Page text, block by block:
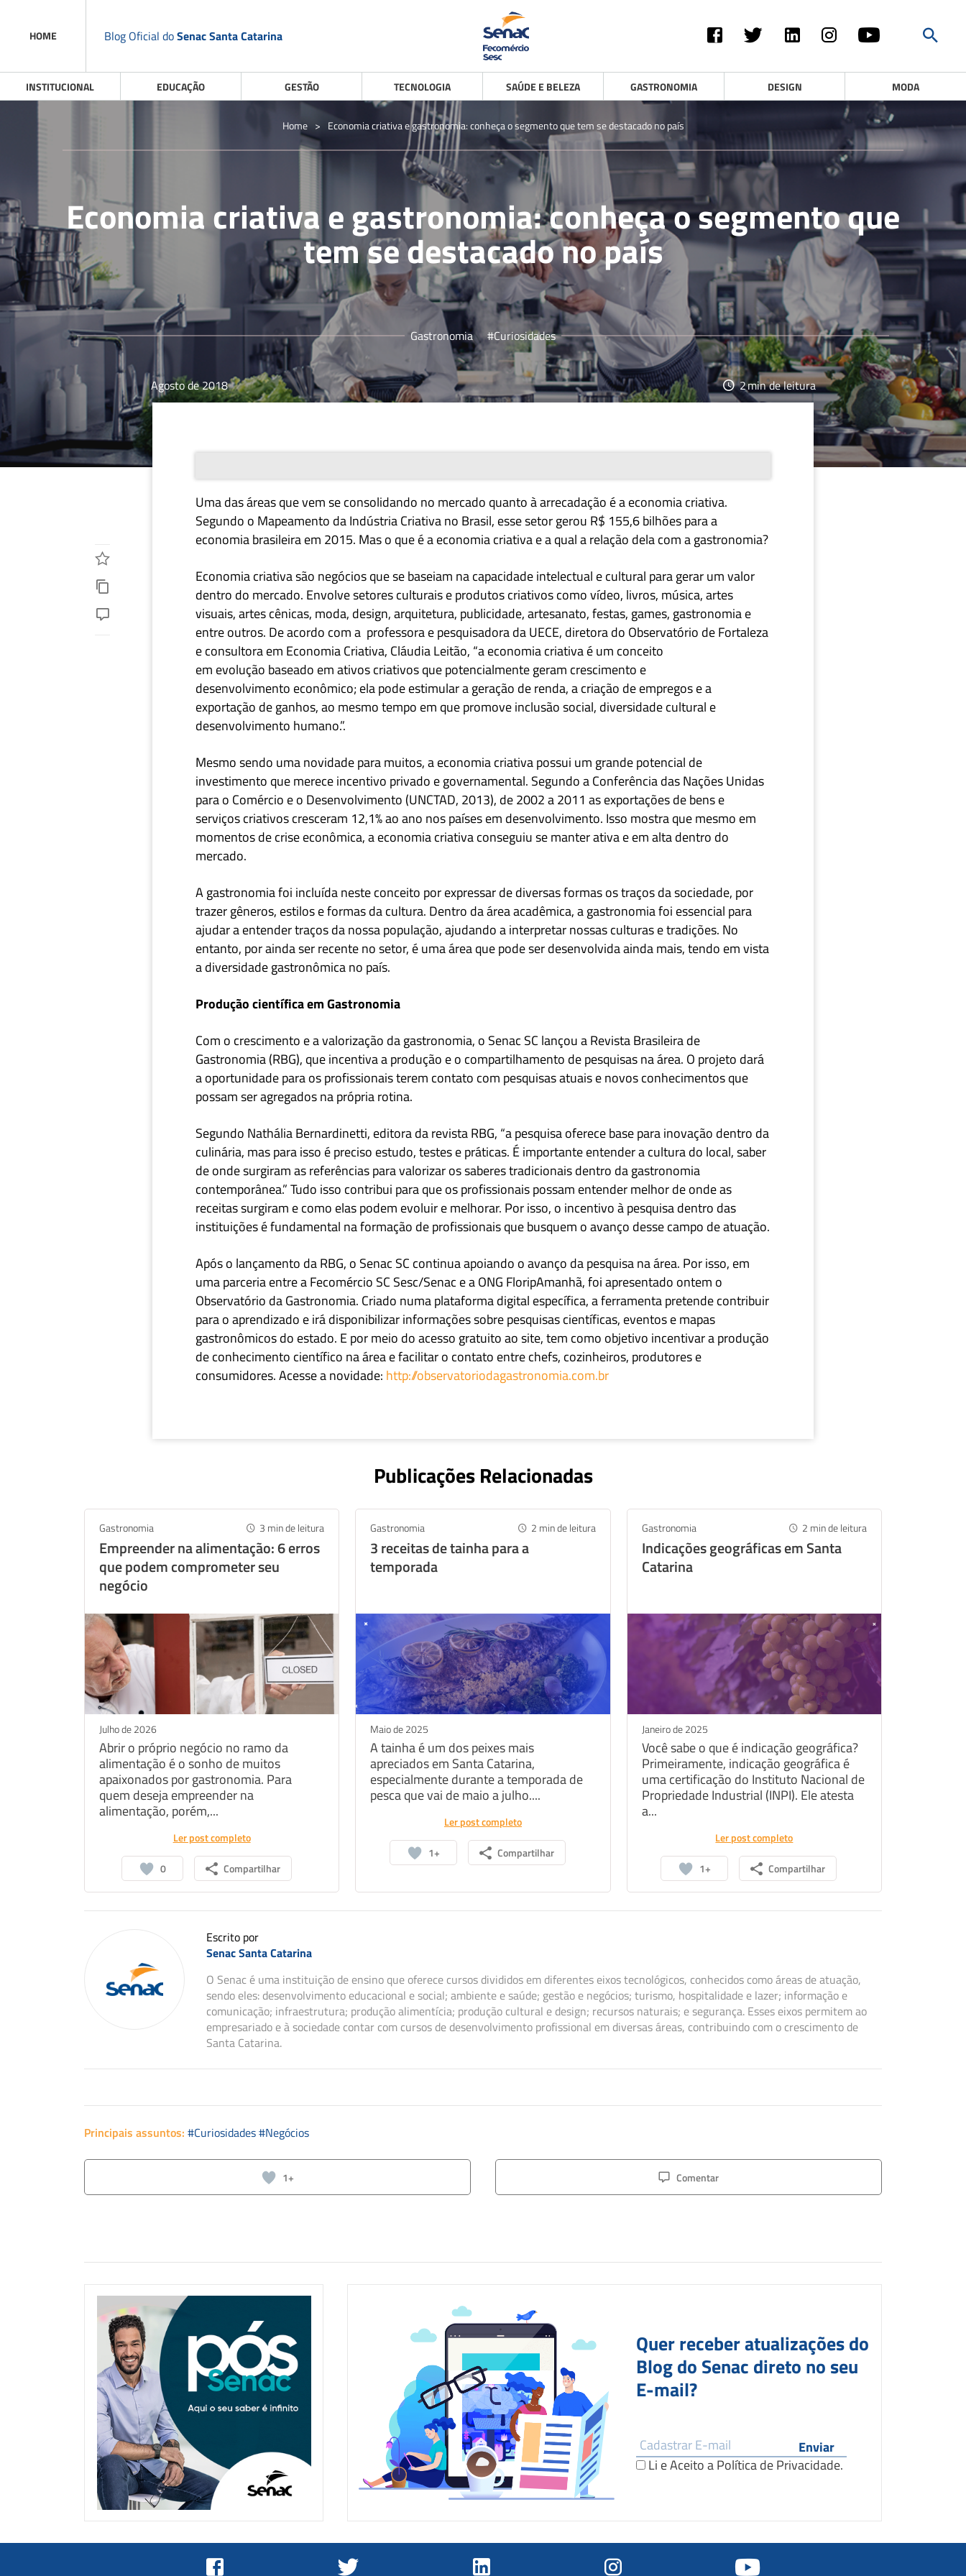
HOME Blog Oficial doSenac Santa Catarina
INSTITUCIONAL EDUCAÇÃO GESTÃO TECNOLOGIA SAÚDE E BELEZA GASTRONOMIA DESIGN MODA
Home > Economia criativa e gastronomia: conheça o segmento que tem se destacado no país
Economia criativa e gastronomia: conheça o segmento que
tem se destacado no país
Gastronomia #Curiosidades
Agosto de 2018 2min de leitura
Uma das áreas que vem se consolidando no mercado quanto à arrecadação é a economia criativa.
Segundo o Mapeamento da Indústria Criativa no Brasil, esse setor gerou R$ 155,6 bilhões para a
economia brasileira em 2015. Mas o que é a economia criativa e a qual a relação dela com a gastronomia?
Economia criativa são negócios que se baseiam na capacidade intelectual e cultural para gerar um valor
dentro do mercado. Envolve setores culturais eprodutoscriativos como vídeo, livros, música, artes
visuais, artes cênicas, moda, design, arquitetura, publicidade, artesanato, festas, games, gastronomiae
entre outros. De acordo com a professora e pesquisadora da UECE, diretora do Observatório de Fortaleza
e consultora em Economia Criativa, Cláudia Leitão, “a economia criativa é um conceito
em evolução baseado em ativos criativos que potencialmente geram crescimento e
desenvolvimento econômico; ela pode estimular a geração de renda, a criação de empregos e a
exportação de ganhos, ao mesmo tempo em que promove inclusão social, diversidade cultural e
desenvolvimento humano.”.
Mesmo sendo uma novidade para muitos, a economia criativa possui um grande potencial de
investimento que merece incentivo privado e governamental. Segundo a Conferência das Nações Unidas
para o Comércio e o Desenvolvimento (UNCTAD, 2013), de 2002 a 2011 as exportações de bens e
serviços criativos cresceram 12,1%ao ano nos países em desenvolvimento. Isso mostra que mesmo em
momentos de crise econômica, a economia criativa conseguiu se manter ativa e em alta dentro do
mercado.
A gastronomia foi incluídaneste conceito por expressar de diversas formas os traços da sociedade, por
trazer gêneros, estilos e formas da cultura. Dentro da área acadêmica, a gastronomia foi essencial para
ajudar a entender traços da nossa população, ajudando a interpretar nossas culturas e tradições. No
entanto, por ainda ser recente no setor, é uma área que pode ser desenvolvida ainda mais, tendo em vista
a diversidade gastronômica no país.
Produção científica em Gastronomia
Com o crescimento eavalorização da gastronomia, o Senac SC lançou a Revista Brasileira de
Gastronomia(RBG), queincentiva a produção e o compartilhamento de pesquisas na área. O projeto dará
a oportunidade para os profissionais terem contato com pesquisas atuais e novos conhecimentos que
possam ser agregados na própria rotina.
Segundo Nathália Bernardinetti, editora da revistaRBG, “a pesquisa oferecebase para inovação dentro da
culinária, mas para isso é preciso estudo, testes e práticas. É importante entender a cultura do local, saber
de onde surgiram as referências para valorizar os saberes tradicionais dentro da gastronomia
contemporânea.”Tudo isso contribui para que os profissionais possam entender melhor de onde as
receitas surgiram e como elas podem evoluir e melhorar. Por isso, o incentivoàpesquisa dentro das
instituições é fundamental na formação de profissionais que busquem o avanço desse campo de atuação.
Apóso lançamento daRBG, o Senac SC continua apoiando o avanço da pesquisa na área. Por isso, em
uma parceria entreaFecomércio SC Sesc/Senac ea ONG FloripAmanhã,foi apresentado ontem o
Observatório da Gastronomia. Criado numa plataforma digital específica, a ferramenta pretende contribuir
para o aprendizado e irá disponibilizar informações sobre pesquisas científicas, eventos e mapas
gastronômicos do estado. Epor meio do acesso gratuitoao site, tem como objetivo incentivar a produção
de conhecimento científico na área e facilitar o contato entre chefs, cozinheiros, produtores e
consumidores. Acesse a novidade: http://observatoriodagastronomia.com.br
Publicações Relacionadas
Gastronomia 3 min de leitura
Empreender na alimentação: 6 erros
que podem comprometer seu
negócio
Julho de 2026
Abrir o próprio negócio no ramo da
alimentação é o sonho de muitos
apaixonados por gastronomia. Para
quem deseja empreender na
alimentação, porém,...
Ler post completo
0 Compartilhar
Gastronomia 2 min de leitura
3 receitas de tainha para a
temporada
Maio de 2025
A tainha é um dos peixes mais
apreciados em Santa Catarina,
especialmente durante a temporada de
pesca que vai de maio a julho....
Ler post completo
1+ Compartilhar
Gastronomia 2 min de leitura
Indicações geográficas em Santa
Catarina
Janeiro de 2025
Você sabe o que é indicação geográfica?
Primeiramente, indicação geográfica é
uma certificação do Instituto Nacional de
Propriedade Industrial (INPI). Ele atesta
a...
Ler post completo
1+ Compartilhar
Escrito por
Senac Santa Catarina
O Senac é uma instituição de ensino que oferece cursos divididos em diferentes eixos tecnológicos, conhecidos como áreas de atuação,
sendo eles: desenvolvimento educacional e social; ambiente e saúde; gestão e negócios; turismo, hospitalidade e lazer; informação e
comunicação; infraestrutura; produção alimentícia; produção cultural e design; recursos naturais; e segurança. Esses eixos permitem ao
empresariado e à sociedade contar com cursos de desenvolvimento profissional em diversas áreas, contribuindo com o crescimento de
Santa Catarina.
Principais assuntos: #Curiosidades#Negócios
1+ Comentar
Quer receber atualizações do
Blog do Senac direto no seu
E-mail?
Li e Aceito aPolítica de Privacidade.
Whatsapp Facebook Linkedin Twitter